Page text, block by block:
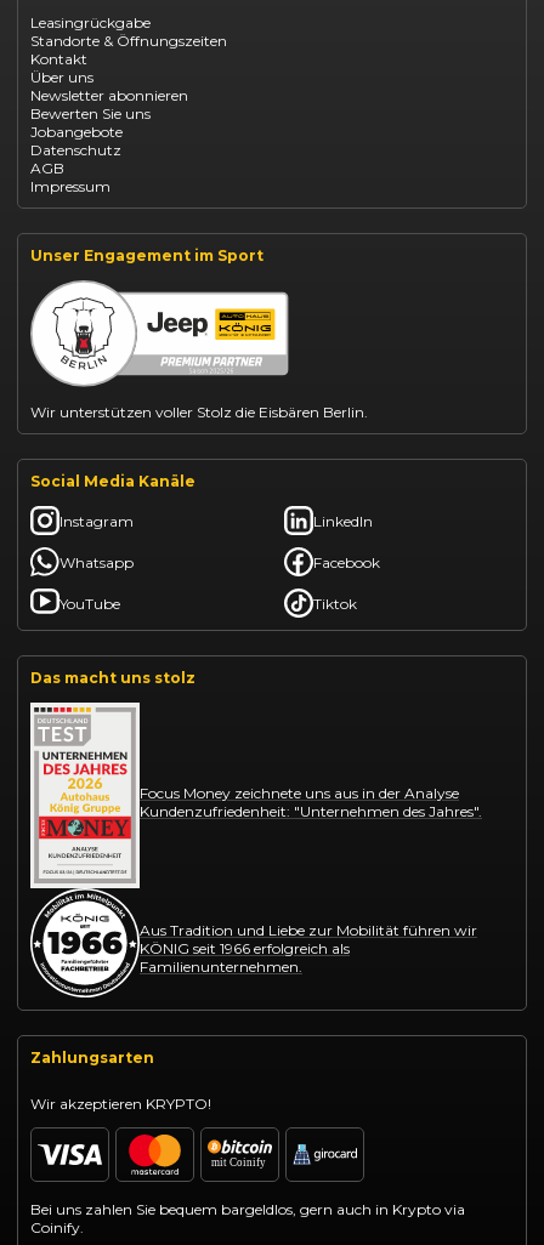
Opel Astra leasen
Opel Mokka kaufen
Opel Grandland finanzieren
Opel Vivaro Gewerbeleasing
Fiat 500 finanzieren
Fiat Panda leasen
Dacia Duster finanzieren
Dacia Sandero kaufen
Dacia Jogger leasen
Jeep Compass leasen
Jeep Renegade finanzieren
Suzuki Swift finanzieren
BYD Dolphin finanzieren
Kia Ceed finanzieren
Kia Sportage leasen
Mazda CX-30 finanzieren
Citroën C3 leasen
Leasingrückgabe
Standorte & Öffnungszeiten
Kontakt
Über uns
Newsletter abonnieren
Bewerten Sie uns
Jobangebote
Datenschutz
AGB
Impressum
Unser Engagement im Sport
Wir unterstützen voller Stolz die Eisbären Berlin.
Social Media Kanäle
Instagram LinkedIn
Whatsapp Facebook
YouTube Tiktok
Das macht uns stolz
Focus Money zeichnete uns aus in der Analyse
Kundenzufriedenheit: "Unternehmen des Jahres".
Aus Tradition und Liebe zur Mobilität führen wir
KÖNIG seit 1966 erfolgreich als
Familienunternehmen.
Zahlungsarten
Wir akzeptieren KRYPTO!
Bei uns zahlen Sie bequem bargeldlos, gern auch in Krypto via
Coinify.